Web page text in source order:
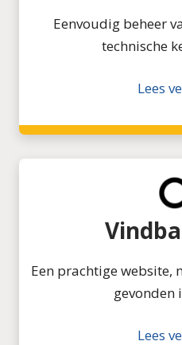
Eenvoudig beheer
technische
Lees
Een prachtige website,
gevonden
Lees